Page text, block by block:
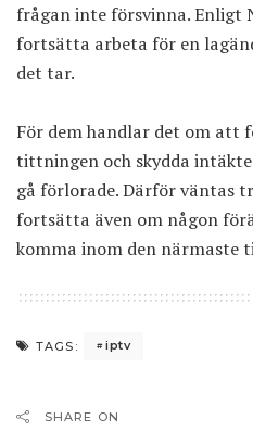
frågan inte försvinna. Enligt
fortsätta arbeta för en
det tar.
För dem handlar det om att
tittningen och skydda
gå förlorade. Därför väntas
fortsätta även om någon
komma inom den närmaste
TAGS: iptv
SHARE ON